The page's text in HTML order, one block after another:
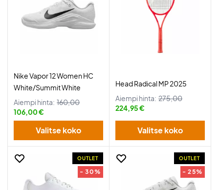
Nike Vapor 12 Women HC
White/Summit White
Aiempi hinta: 160,00
106,00 €
Valitse koko
Head Radical MP 2025
Aiempi hinta: 275,00
224,95 €
Valitse koko
OUTLET
- 30%
OUTLET
- 25%